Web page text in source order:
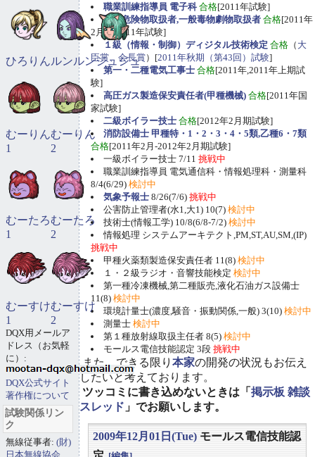
職業訓練指導員 電子科 合格[2011年試験]
甲種危険物取扱者,一般毒物劇物取扱者 合格[2011年
2月期,2011年試験]
１級（情報・制御）ディジタル技術検定 合格 （ 大
臣賞、会長賞）[2011年秋期（第43回）試験]
第一・二種電気工事士 合格[2011年,2011年上期試
験]
高圧ガス製造保安責任者(甲種機械) 合格[2011年国
家試験]
二級ボイラー技士 合格[2012年2月期試験]
消防設備士 甲種特・1・2・3・4・5類,乙種6・7類
合格[2011年2月-2012年2月期試験]
一級ボイラー技士 7/11 挑戦中
職業訓練指導員 電気通信科・情報処理科・測量科
8/4(6/29) 検討中
気象予報士 8/26(7/6) 挑戦中
公害防止管理者(水1,大1) 10(7) 検討中
技術士(情報工学) 10/8(6/8-7/2) 検討中
情報処理 システムアーキテクト,PM,ST,AU,SM,(IP)
挑戦中
甲種火薬類製造保安責任者 11(8) 検討中
１・２級ラジオ・音響技能検定 検討中
第一種冷凍機械,第二種販売,液化石油ガス設備士
11(8) 検討中
環境計量士(濃度,騒音・振動関係,一般) 3(10) 検討中
測量士 検討中
第１種放射線取扱主任者 8(5) 検討中
モールス電信技能認定 3段 挑戦中
また、できる限り 本家の開発の状況もお伝え
したいと考えております。
ツッコミに書き込めないときは「 掲示板 雑談
スレッド 」でお願いします。
2009年12月01日(Tue) モールス電信技能認
ひろりんルンルンジュジュ
むーりん
1
むーりん
2
むーたろ
1
むーたろ
2
むーすけ
1
むーすけ
2
DQX用メールア
ドレス（お気軽
に）:
DQX公式サイト
著作権について
試験関係リン
ク
無線従事者: (財)
日本無線協会